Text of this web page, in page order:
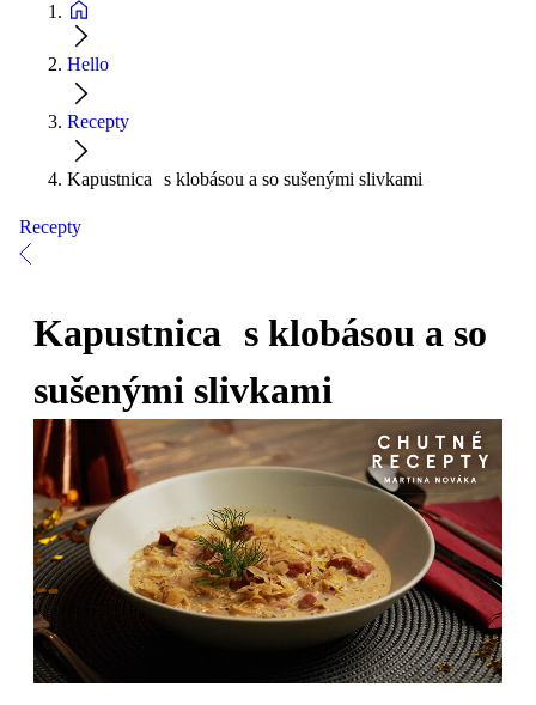
Hello
Recepty
Kapustnica s klobásou a so sušenými slivkami
Recepty
Kapustnica s klobásou a so
sušenými slivkami